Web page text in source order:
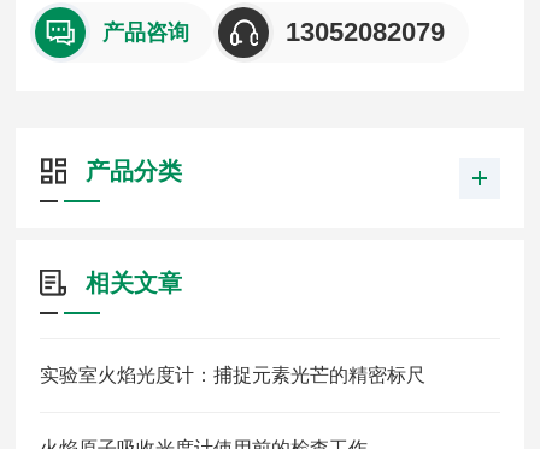
产品咨询 13052082079
产品分类
相关文章
实验室火焰光度计：捕捉元素光芒的精密标尺